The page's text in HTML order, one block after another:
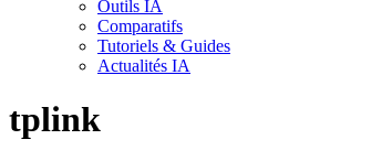
Outils IA
Comparatifs
Tutoriels & Guides
Actualités IA
tplink